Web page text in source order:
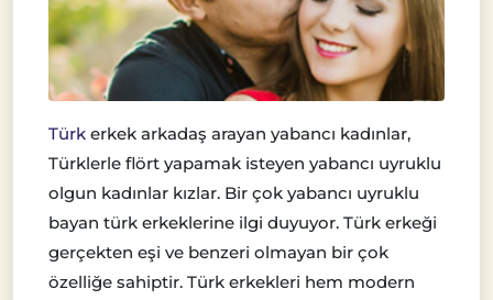
Türk erkek arkadaş arayan yabancı kadınlar,
Türklerle flört yapamak isteyen yabancı uyruklu
olgun kadınlar kızlar. Bir çok yabancı uyruklu
bayan türk erkeklerine ilgi duyuyor. Türk erkeği
gerçekten eşi ve benzeri olmayan bir çok
özelliğe sahiptir. Türk erkekleri hem modern